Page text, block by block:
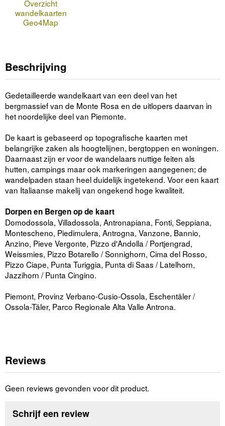
Overzicht
wandelkaarten
Geo4Map
Beschrijving
Gedetailleerde wandelkaart van een deel van het
bergmassief van de Monte Rosa en de uitlopers daarvan in
het noordelijke deel van Piemonte.
De kaart is gebaseerd op topografische kaarten met
belangrijke zaken als hoogtelijnen, bergtoppen en woningen.
Daarnaast zijn er voor de wandelaars nuttige feiten als
hutten, campings maar ook markeringen aangegenen; de
wandelpaden staan heel duidelijk ingetekend. Voor een kaart
van Italiaanse makelij van ongekend hoge kwaliteit.
Dorpen en Bergen op de kaart
Domodossola, Villadossola, Antronapiana, Fonti, Seppiana,
Montescheno, Piedimulera, Antrogna, Vanzone, Bannio,
Anzino, Pieve Vergonte, Pizzo d'Andolla / Portjengrad,
Weissmies, Pizzo Botarello / Sonnighorn, Cima del Rosso,
Pizzo Ciape, Punta Turiggia, Punta di Saas / Latelhorn,
Jazzihorn / Punta Cingino.
Piemont, Provinz Verbano-Cusio-Ossola, Eschentäler /
Ossola-Täler, Parco Regionale Alta Valle Antrona.
Reviews
Geen reviews gevonden voor dit product.
Schrijf een review